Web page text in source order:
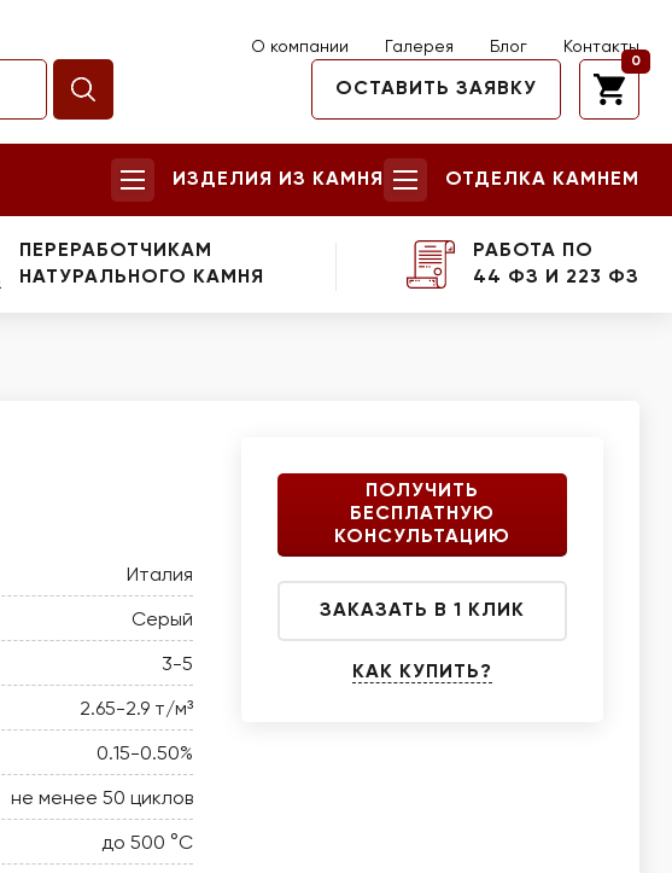
О компании Галерея Блог Контакты
ОСТАВИТЬ ЗАЯВКУ
0
ИЗДЕЛИЯ ИЗ КАМНЯ ОТДЕЛКА КАМНЕМ
ПЕРЕРАБОТЧИКАМ
НАТУРАЛЬНОГО КАМНЯ
РАБОТА ПО
44 ФЗ И 223 ФЗ
Италия
Серый
3-5
2.65-2.9 т/м³
0.15-0.50%
не менее 50 циклов
до 500 °C
ПОЛУЧИТЬ
БЕСПЛАТНУЮ
КОНСУЛЬТАЦИЮ
ЗАКАЗАТЬ В 1 КЛИК
КАК КУПИТЬ?